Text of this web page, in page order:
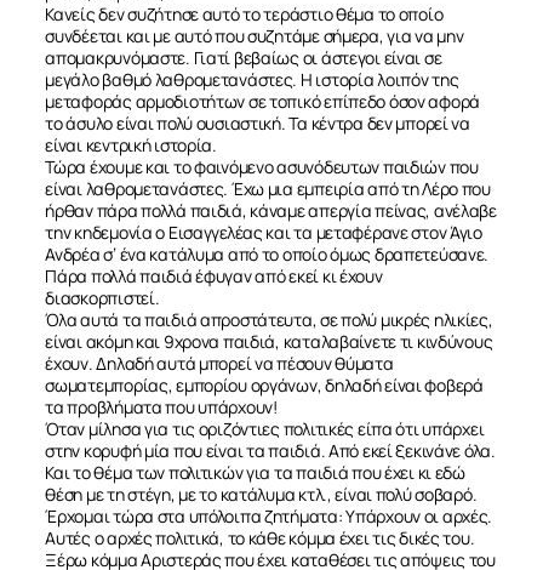
Κανείς δεν συζήτησε αυτό το τεράστιο θέμα το οποίο
συνδέεται και με αυτό που συζητάμε σήμερα, για να μην
απομακρυνόμαστε. Γιατί βεβαίως οι άστεγοι είναι σε
μεγάλο βαθμό λαθρομετανάστες. Η ιστορία λοιπόν της
μεταφοράς αρμοδιοτήτων σε τοπικό επίπεδο όσον αφορά
το άσυλο είναι πολύ ουσιαστική. Τα κέντρα δεν μπορεί να
είναι κεντρική ιστορία.
Τώρα έχουμε και το φαινόμενο ασυνόδευτων παιδιών που
είναι λαθρομετανάστες. Έχω μια εμπειρία από τη Λέρο που
ήρθαν πάρα πολλά παιδιά, κάναμε απεργία πείνας, ανέλαβε
την κηδεμονία ο Εισαγγελέας και τα μεταφέρανε στον Άγιο
Ανδρέα σ’ ένα κατάλυμα από το οποίο όμως δραπετεύσανε.
Πάρα πολλά παιδιά έφυγαν από εκεί κι έχουν
διασκορπιστεί.
Όλα αυτά τα παιδιά απροστάτευτα, σε πολύ μικρές ηλικίες,
είναι ακόμη και 9χρονα παιδιά, καταλαβαίνετε τι κινδύνους
έχουν. Δηλαδή αυτά μπορεί να πέσουν θύματα
σωματεμπορίας, εμπορίου οργάνων, δηλαδή είναι φοβερά
τα προβλήματα που υπάρχουν!
Όταν μίλησα για τις οριζόντιες πολιτικές είπα ότι υπάρχει
στην κορυφή μία που είναι τα παιδιά. Από εκεί ξεκινάνε όλα.
Και το θέμα των πολιτικών για τα παιδιά που έχει κι εδώ
θέση με τη στέγη, με το κατάλυμα κτλ., είναι πολύ σοβαρό.
Έρχομαι τώρα στα υπόλοιπα ζητήματα: Υπάρχουν οι αρχές.
Αυτές ο αρχές πολιτικά, το κάθε κόμμα έχει τις δικές του.
Ξέρω κόμμα Αριστεράς που έχει καταθέσει τις απόψεις του